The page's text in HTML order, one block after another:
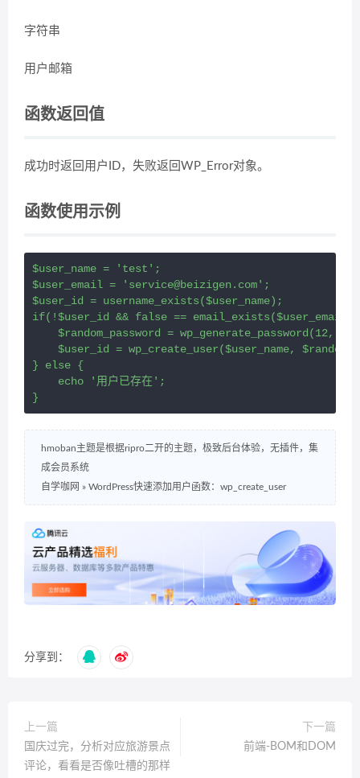
字符串
用户邮箱
函数返回值
成功时返回用户ID，失败返回WP_Error对象。
函数使用示例
$user_name = 'test';
$user_email = 'service@beizigen.com';
$user_id = username_exists($user_name);
if(!$user_id && false ==
$random_password = wp_generate_password(12,
$user_id = wp_create_user($user_name,
} else {
    echo '用户已存在';
}
hmoban主题是根据ripro二开的主题，极致后台体验，无插件，集
成会员系统
自学咖网 » WordPress快速添加用户函数：wp_create_user
分享到：
上一篇
国庆过完，分析对应旅游景点
评论，看看是否像吐槽的那样
下一篇
前端-BOM和DOM